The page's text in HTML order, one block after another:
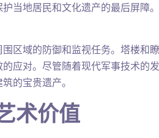
当地居民和文化遗产的最后屏障。
区域的防御和监视任务。塔楼和
应对。尽管随着现代军事技术的
的宝贵遗产。
术价值